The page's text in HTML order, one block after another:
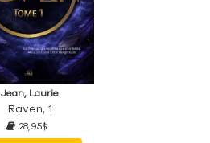
Jean, Laurie
Raven, 1
28,95$